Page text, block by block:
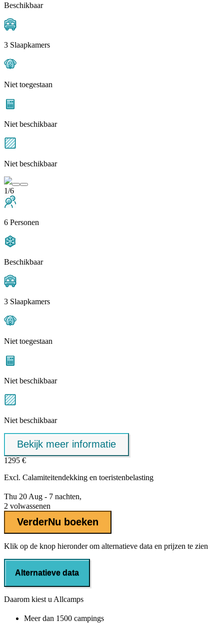
Beschikbaar
3 Slaapkamers
Niet toegestaan
Niet beschikbaar
Niet beschikbaar
1/6
6 Personen
Beschikbaar
3 Slaapkamers
Niet toegestaan
Niet beschikbaar
Niet beschikbaar
Bekijk meer informatie
1295 €
Excl. Calamiteitendekking en toeristenbelasting
Thu 20 Aug - 7 nachten,
2 volwassenen
VerderNu boeken
Klik op de knop hieronder om alternatieve data en prijzen te zien
Alternatieve data
Daarom kiest u Allcamps
Meer dan 1500 campings